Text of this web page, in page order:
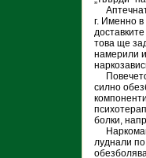
г. Именно
това ще
намерили
Повечето
силно
болки,
луднали